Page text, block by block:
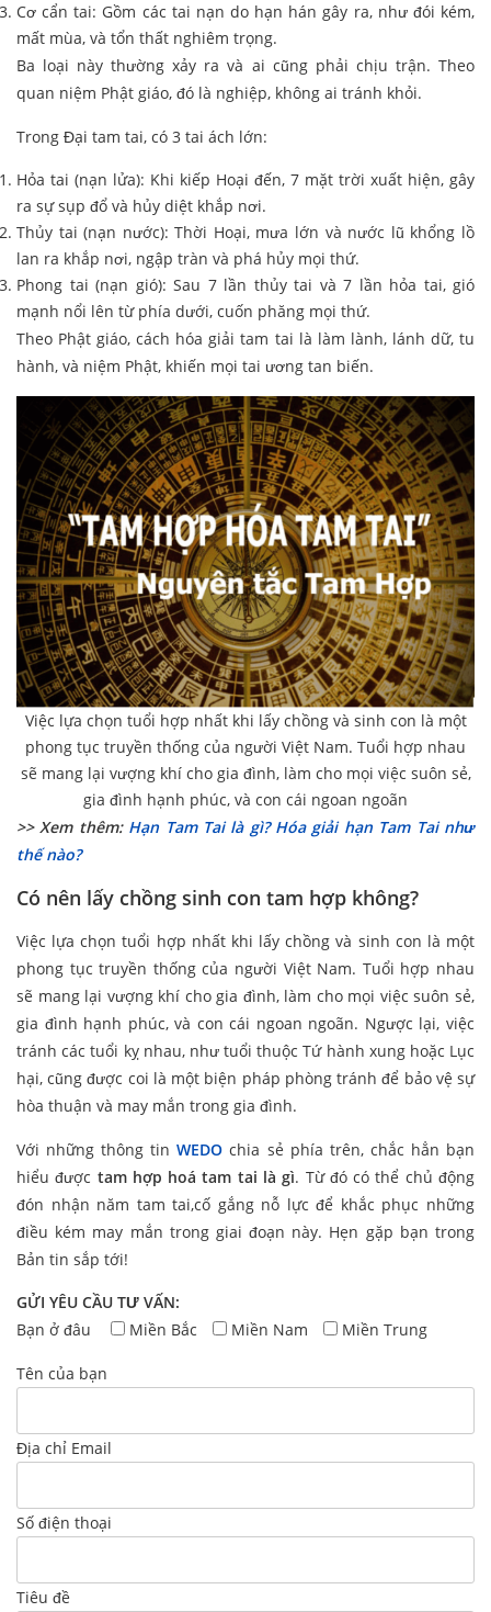
Cơ cẩn tai: Gồm các tai nạn do hạn hán gây ra, như đói kém,
mất mùa, và tổn thất nghiêm trọng.
Ba loại này thường xảy ra và ai cũng phải chịu trận. Theo
quan niệm Phật giáo, đó là nghiệp, không ai tránh khỏi.
Trong Đại tam tai, có 3 tai ách lớn:
Hỏa tai (nạn lửa): Khi kiếp Hoại đến, 7 mặt trời xuất hiện, gây
ra sự sụp đổ và hủy diệt khắp nơi.
Thủy tai (nạn nước): Thời Hoại, mưa lớn và nước lũ khổng lồ
lan ra khắp nơi, ngập tràn và phá hủy mọi thứ.
Phong tai (nạn gió): Sau 7 lần thủy tai và 7 lần hỏa tai, gió
mạnh nổi lên từ phía dưới, cuốn phăng mọi thứ.
Theo Phật giáo, cách hóa giải tam tai là làm lành, lánh dữ, tu
hành, và niệm Phật, khiến mọi tai ương tan biến.
Việc lựa chọn tuổi hợp nhất khi lấy chồng và sinh con là một
phong tục truyền thống của người Việt Nam. Tuổi hợp nhau
sẽ mang lại vượng khí cho gia đình, làm cho mọi việc suôn sẻ,
gia đình hạnh phúc, và con cái ngoan ngoãn
>> Xem thêm: Hạn Tam Tai là gì? Hóa giải hạn Tam Tai như
thế nào?
Có nên lấy chồng sinh con tam hợp không?
Việc lựa chọn tuổi hợp nhất khi lấy chồng và sinh con là một
phong tục truyền thống của người Việt Nam. Tuổi hợp nhau
sẽ mang lại vượng khí cho gia đình, làm cho mọi việc suôn sẻ,
gia đình hạnh phúc, và con cái ngoan ngoãn. Ngược lại, việc
tránh các tuổi kỵ nhau, như tuổi thuộc Tứ hành xung hoặc Lục
hại, cũng được coi là một biện pháp phòng tránh để bảo vệ sự
hòa thuận và may mắn trong gia đình.
Với những thông tinWEDO chia sẻ phía trên, chắc hẳn bạn
hiểu được tam hợp hoá tam tai là gì. Từ đó có thể chủ động
đón nhận năm tam tai,cố gắng nỗ lực để khắc phục những
điều kém may mắn trong giai đoạn này. Hẹn gặp bạn trong
Bản tin sắp tới!
GỬI YÊU CẦU TƯ VẤN:
Bạn ở đâu
Miền Bắc Miền Nam Miền Trung
Tên của bạn
Địa chỉ Email
Số điện thoại
Tiêu đề